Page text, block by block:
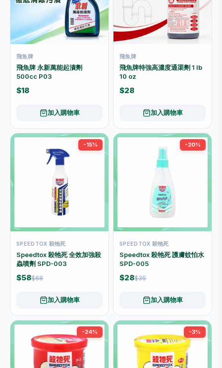
飛魚牌
飛魚牌 永新萬能起漬劑
500cc P03
$18
加入購物車
飛魚牌
飛魚牌特強高濃度通渠劑 1 lb
10 oz
$28
加入購物車
-15%
SPEEDTOX 殺牠死
Speedtox 殺牠死 全效加強殺
蟲噴劑 SPD-003
$58$68
加入購物車
-20%
SPEEDTOX 殺牠死
Speedtox 殺牠死 護膚蚊怕水
SPD-005
$28$35
加入購物車
-24% -3%